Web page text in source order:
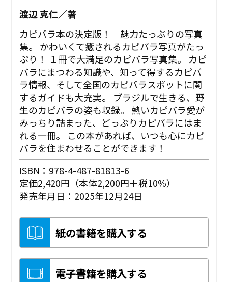
渡辺 克仁／著
カピバラ本の決定版！ 魅力たっぷりの写真
集。 かわいくて癒されるカピバラ写真がたっ
ぷり！ １冊で大満足のカピバラ写真集。 カピ
バラにまつわる知識や、知って得するカピバ
ラ情報、そして全国のカピバラスポットに関
するガイドも大充実。 ブラジルで生きる、野
生のカピバラの姿も収録。 熱いカピバラ愛が
みっちり詰まった、どっぷりカピバラにはま
れる一冊。 この本があれば、いつも心にカピ
バラを住まわせることができます！
ISBN：978-4-487-81813-6
定価2,420円（本体2,200円＋税10%）
発売年月日：2025年12月24日
紙の書籍を購入する
電子書籍を購入する